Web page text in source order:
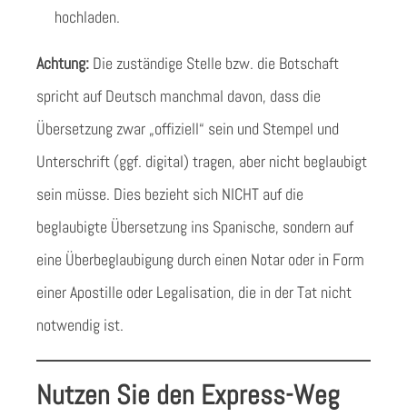
hochladen.
Achtung: Die zuständige Stelle bzw. die Botschaft
spricht auf Deutsch manchmal davon, dass die
Übersetzung zwar „offiziell“ sein und Stempel und
Unterschrift (ggf. digital) tragen, aber nicht beglaubigt
sein müsse. Dies bezieht sich NICHT auf die
beglaubigte Übersetzung ins Spanische, sondern auf
eine Überbeglaubigung durch einen Notar oder in Form
einer Apostille oder Legalisation, die in der Tat nicht
notwendig ist.
Nutzen Sie den Express-Weg